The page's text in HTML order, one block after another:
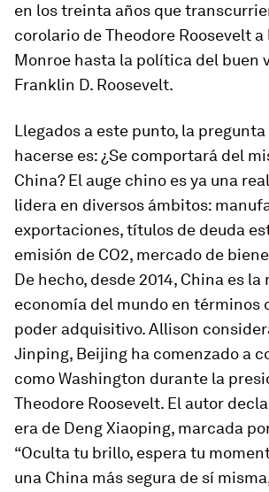
en los treinta años que
corolario de Theodore Roosevelt
Monroe hasta la política del buen
Franklin D. Roosevelt.
Llegados a este punto, la
hacerse es: ¿Se comportará del
China? El auge chino es ya una
lidera en diversos ámbitos:
exportaciones, títulos de deuda
emisión de CO2, mercado de
De hecho, desde 2014, China es la
economía del mundo en términos
poder adquisitivo. Allison
Jinping, Beijing ha comenzado a
como Washington durante la
Theodore Roosevelt. El autor
era de Deng Xiaoping, marcada
“Oculta tu brillo, espera tu
una China más segura de sí